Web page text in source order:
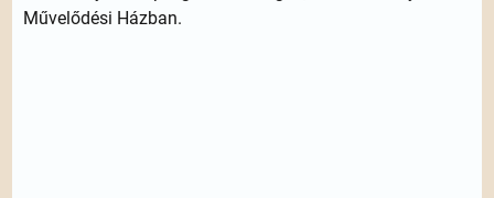
Művelődési Házban.